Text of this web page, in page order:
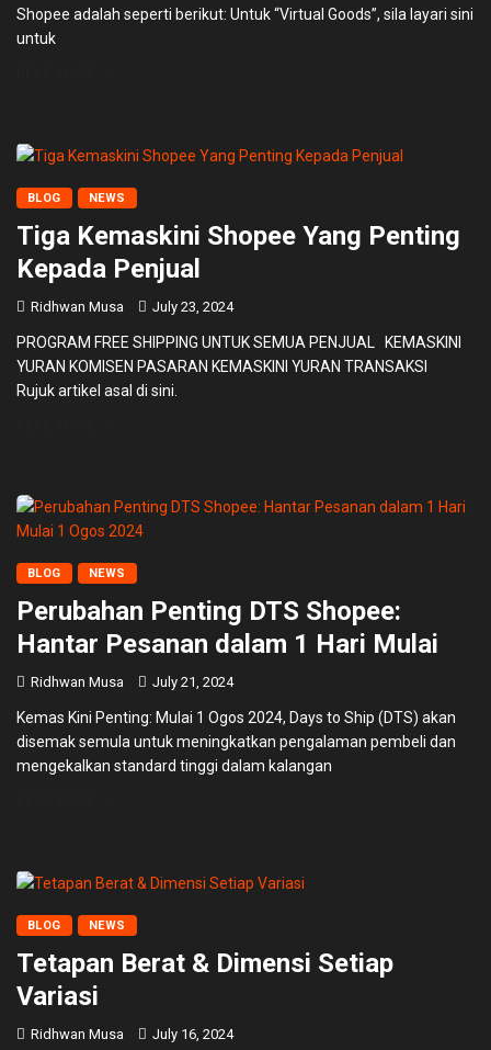
Shopee adalah seperti berikut: Untuk “Virtual Goods”, sila layari sini
untuk
BLOG NEWS
Tiga Kemaskini Shopee Yang Penting
Kepada Penjual
Ridhwan Musa July 23, 2024
PROGRAM FREE SHIPPING UNTUK SEMUA PENJUAL KEMASKINI
YURAN KOMISEN PASARAN KEMASKINI YURAN TRANSAKSI
Rujuk artikel asal di sini.
BLOG NEWS
Perubahan Penting DTS Shopee:
Hantar Pesanan dalam 1 Hari Mulai
Ridhwan Musa July 21, 2024
Kemas Kini Penting: Mulai 1 Ogos 2024, Days to Ship (DTS) akan
disemak semula untuk meningkatkan pengalaman pembeli dan
mengekalkan standard tinggi dalam kalangan
BLOG NEWS
Tetapan Berat & Dimensi Setiap
Variasi
Ridhwan Musa July 16, 2024